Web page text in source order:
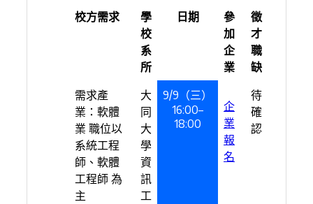
校方需求
學
校
系
所
日期
參
加
企
業
徵
才
職
缺
需求產
業：軟體
業 職位以
系統工程
師、軟體
工程師 為
主
大
同
大
學
資
訊
工
9/9（三）
16:00–
18:00
企
業
報
名
待
確
認